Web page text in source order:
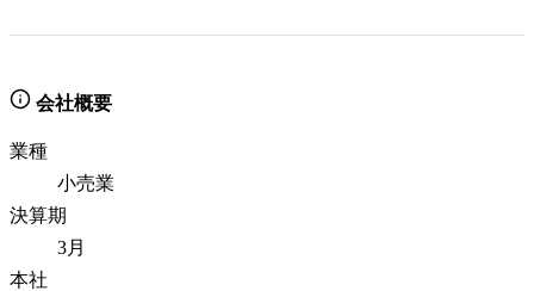
会社概要
業種
小売業
決算期
3月
本社